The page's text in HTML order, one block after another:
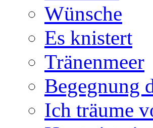
Wünsche
Es knistert
Tränenmeer
Begegnung
Ich träume